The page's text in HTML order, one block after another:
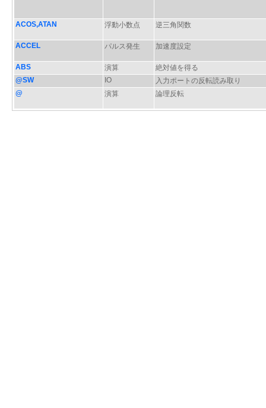
ACOS,ATAN 浮動小数点 逆三角関数
ACCEL パルス発生 加速度設定
ABS 演算
絶対値を得る
@SW
IO
入力ポートの反転読み取り
@
演算 論理反転